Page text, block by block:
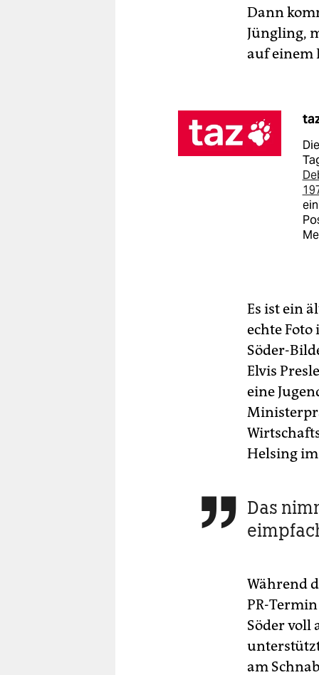
Dann
Jüngling,
auf einem
Es ist ein
echte
Söder-
Elvis
eine
Helsing
 Das
Während
PR-
Söder voll
am